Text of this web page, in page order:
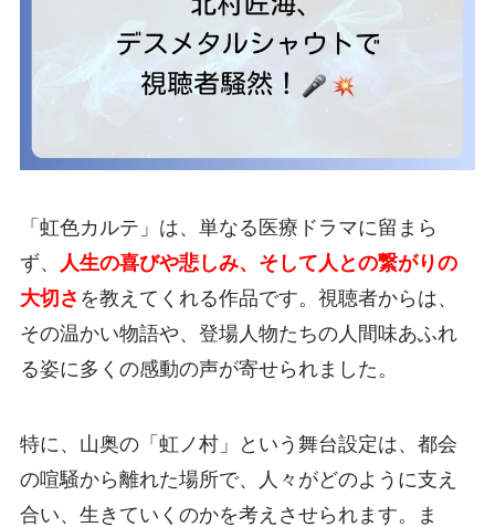
「虹色カルテ」は、単なる医療ドラマに留まら
ず、
人生の喜びや悲しみ、そして人との繋がりの
大切さ を教えてくれる作品です。視聴者からは、
その温かい物語や、登場人物たちの人間味あふれ
る姿に多くの感動の声が寄せられました。
特に、山奥の「虹ノ村」という舞台設定は、都会
の喧騒から離れた場所で、人々がどのように支え
合い、生きていくのかを考えさせられます。ま